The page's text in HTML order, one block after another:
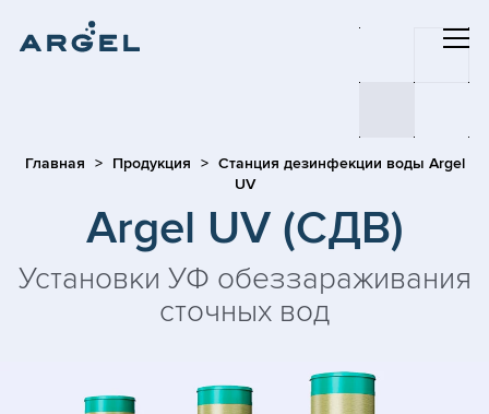
Главная Продукция
Станция дезинфекции воды Argel
UV
Argel UV (СДВ)
Установки УФ обеззараживания
сточных вод